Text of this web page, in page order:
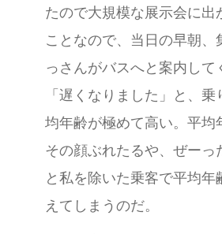
たので大規模な展示会に
ことなので、当日の早朝
っさんがバスへと案内し
「遅くなりました」と、
均年齢が極めて高い。平
その顔ぶれたるや、ぜー
と私を除いた乗客で平均
えてしまうのだ。